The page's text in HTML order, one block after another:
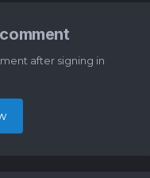
after signing in